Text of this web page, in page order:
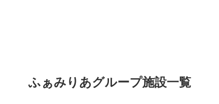
ふぁみりあグループ施設一覧